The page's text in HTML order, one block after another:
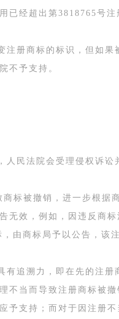
已经超出第3818765号
册商标的标识，但如果
不予支持。
民法院会受理侵权诉讼
标被撤销，进一步根据
无效，例如，因违反商
由商标局予以公告，该
追溯力，即在先的注册
不当而导致注册商标被
支持；而对于因注册不